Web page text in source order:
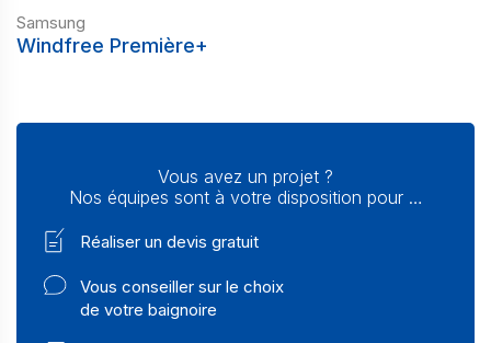
Samsung
Windfree Première+
Vous avez un projet ?
Nos équipes sont à votre disposition pour …
Réaliser un devis gratuit
Vous conseiller sur le choix
de votre baignoire